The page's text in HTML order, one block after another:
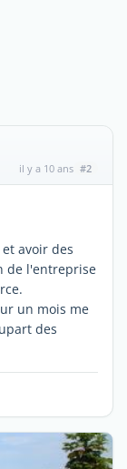
il y a 10 ans #2
avoir des
de l'entreprise
un mois me
des